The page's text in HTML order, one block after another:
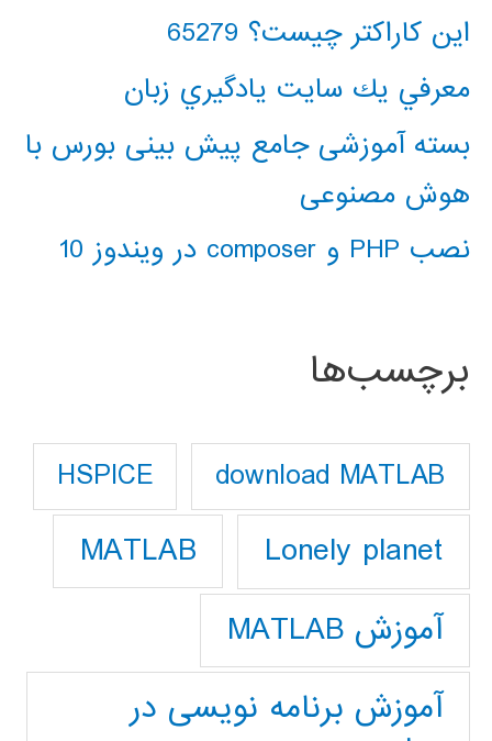
این کاراکتر چیست؟ 65279
معرفي يك سايت يادگيري زبان
بسته آموزشی جامع پیش بینی بورس با
هوش مصنوعی
نصب PHP و composer در ویندوز 10
برچسب‌ها
download MATLAB
HSPICE
Lonely planet
MATLAB
آموزش MATLAB
آموزش برنامه نویسی در